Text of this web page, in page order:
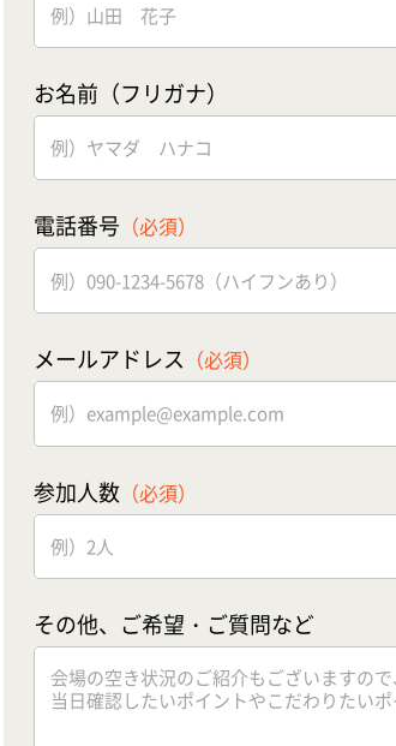
お名前（フリガナ）
電話番号 （必須）
メールアドレス （必須）
参加人数 （必須）
その他、ご希望・ご質問など